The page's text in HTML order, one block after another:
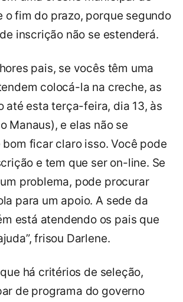
o fim do prazo, porque segundo
inscrição não se estenderá.
pais, se vocês têm uma
colocá-la na creche, as
até esta terça-feira, dia 13, às
Manaus), e elas não se
bom ficar claro isso. Você pode
e tem que ser on-line. Se
problema, pode procurar
para um apoio. A sede da
está atendendo os pais que
frisou Darlene.
há critérios de seleção,
de programa do governo